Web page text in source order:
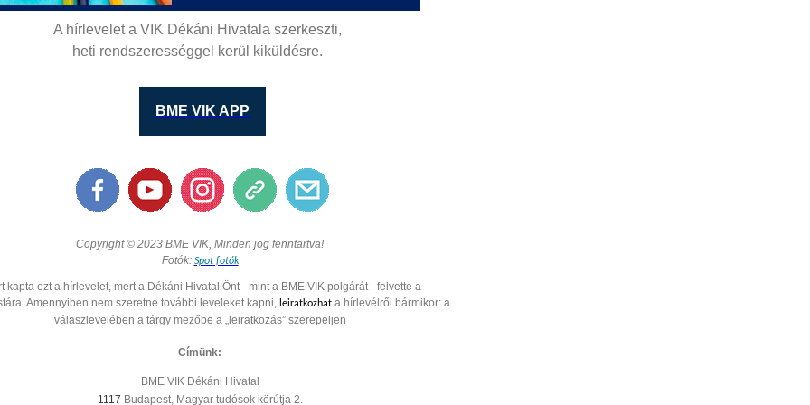
A hírlevelet a VIK Dékáni Hivatala szerkeszti,
heti rendszerességgel kerül kiküldésre.
BME VIK APP
Copyright © 2023 BME VIK, Minden jog fenntartva!
Fotók: Spot fotók
kapta ezt a hírlevelet, mert a Dékáni Hivatal Önt - mint a BME VIK polgárát - felvette a
Amennyiben nem szeretne további leveleket kapni, leiratkozhata hírlevélről bármikor: a
válaszlevelében a tárgy mezőbe a „leiratkozás” szerepeljen
Címünk:
BME VIK Dékáni Hivatal
1117 Budapest, Magyar tudósok körútja 2.